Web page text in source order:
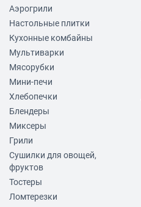
Аэрогрили
Настольные плитки
Кухонные комбайны
Мультиварки
Мясорубки
Мини-печи
Хлебопечки
Блендеры
Миксеры
Грили
Сушилки для овощей,
фруктов
Тостеры
Ломтерезки